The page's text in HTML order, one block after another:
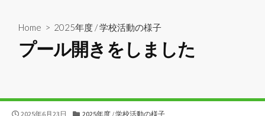
Home > 2025年度 /学校活動の様子
プール開きをしました
公
2025年6月23日
カ
2025年度/学校活動の様子